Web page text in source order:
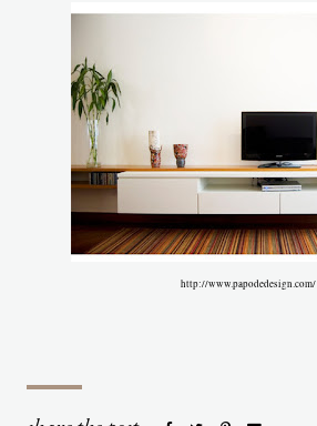
http://www.papodedesign.com/